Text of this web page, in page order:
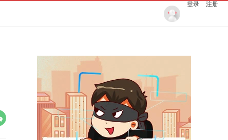
登录 注册